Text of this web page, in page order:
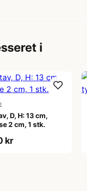
i
D, H: 13 cm,
2 cm, 1 stk.
kr